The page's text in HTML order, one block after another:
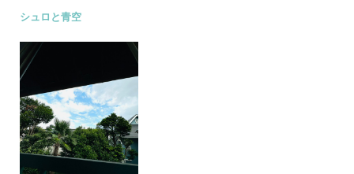
シュロと青空